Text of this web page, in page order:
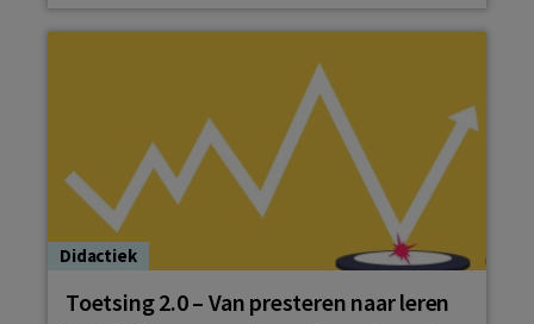
Didactiek
Toetsing 2.0 – Van presteren naar leren